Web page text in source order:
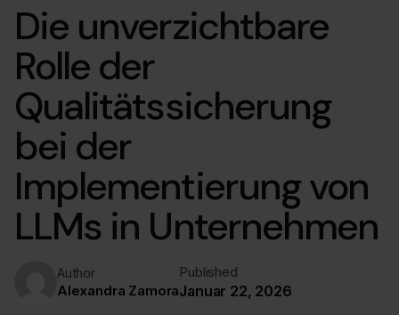
Die unverzichtbare
Rolle der
Qualitätssicherung
bei der
Implementierung von
LLMs in Unternehmen
Author
Alexandra Zamora
Published
Januar 22, 2026